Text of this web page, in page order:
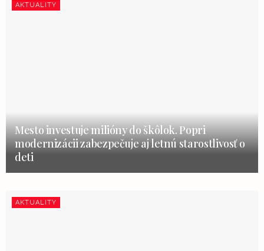
AKTUALITY
Mesto investuje milióny do škôlok. Popri
modernizácii zabezpečuje aj letnú starostlivosť o
deti
AKTUALITY